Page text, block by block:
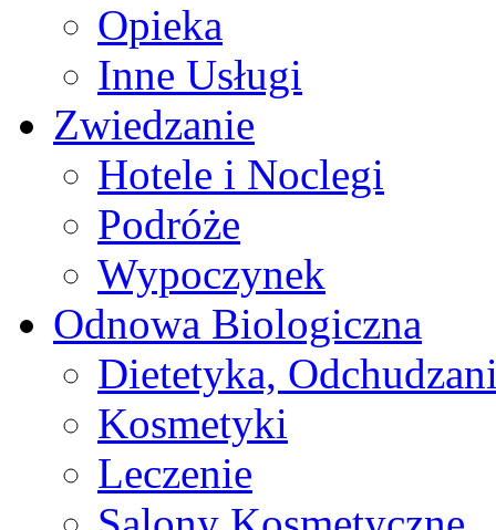
Opieka
Inne Usługi
Zwiedzanie
Hotele i Noclegi
Podróże
Wypoczynek
Odnowa Biologiczna
Dietetyka,
Kosmetyki
Leczenie